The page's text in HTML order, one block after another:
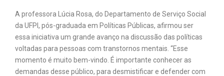
A professora Lúcia Rosa, do Departamento de Serviço Social
da UFPI, pós-graduada em Políticas Públicas, afirmou ser
essa iniciativa um grande avanço na discussão das políticas
voltadas para pessoas com transtornos mentais. “Esse
momento é muito bem-vindo. É importante conhecer as
demandas desse público, para desmistificar e defender com